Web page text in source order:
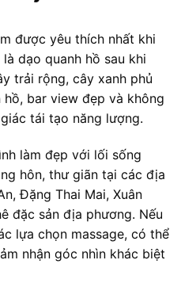
được yêu thích nhất khi
dạo quanh hồ sau khi
trải rộng, cây xanh phủ
bar view đẹp và không
tái tạo năng lượng.
làm đẹp với lối sống
hôn, thư giãn tại các địa
Đặng Thai Mai, Xuân
đặc sản địa phương. Nếu
lựa chọn massage, có thể
nhận góc nhìn khác biệt